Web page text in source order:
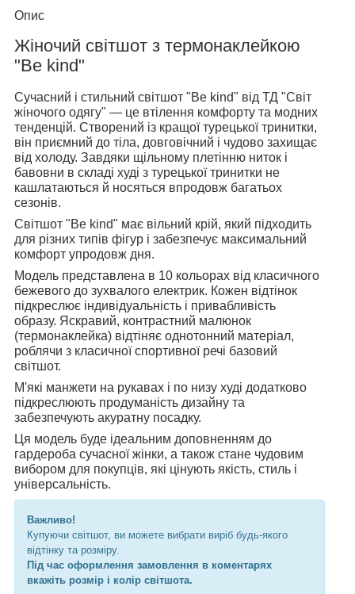
Опис
Жіночий світшот з термонаклейкою
"Be kind"
Сучасний і стильний світшот "Be kind" від ТД "Світ
жіночого одягу" — це втілення комфорту та модних
тенденцій. Створений із кращої турецької тринитки,
він приємний до тіла, довговічний і чудово захищає
від холоду. Завдяки щільному плетінню ниток і
бавовни в складі худі з турецької тринитки не
кашлатаються й носяться впродовж багатьох
сезонів.
Світшот "Be kind" має вільний крій, який підходить
для різних типів фігур і забезпечує максимальний
комфорт упродовж дня.
Модель представлена в 10 кольорах від класичного
бежевого до зухвалого електрик. Кожен відтінок
підкреслює індивідуальність і привабливість
образу. Яскравий, контрастний малюнок
(термонаклейка) відтіняє однотонний матеріал,
роблячи з класичної спортивної речі базовий
світшот.
М'які манжети на рукавах і по низу худі додатково
підкреслюють продуманість дизайну та
забезпечують акуратну посадку.
Ця модель буде ідеальним доповненням до
гардероба сучасної жінки, а також стане чудовим
вибором для покупців, які цінують якість, стиль і
універсальність.
Важливо!
Купуючи світшот, ви можете вибрати виріб будь-якого
відтінку та розміру.
Під час оформлення замовлення в коментарях
вкажіть розмір і колір світшота.